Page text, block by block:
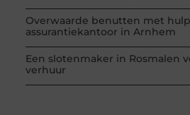
Overwaarde benutten met
assurantiekantoor in Arnhem
Een slotenmaker in Rosmalen
verhuur